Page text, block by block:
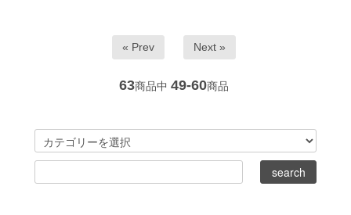
« Prev Next »
63商品中 49-60商品